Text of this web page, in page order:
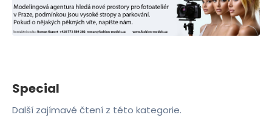
Special
Další zajímavé čtení z této kategorie.